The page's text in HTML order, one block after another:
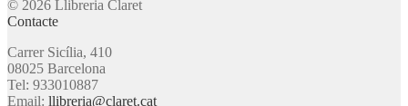
© 2026 Llibreria Claret
Contacte
Carrer Sicília, 410
08025 Barcelona
Tel: 933010887
Email: llibreria@claret.cat